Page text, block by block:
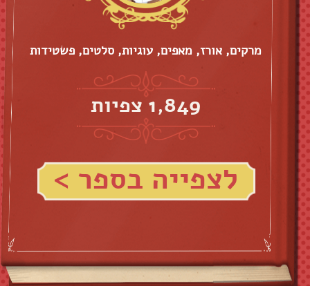
מרקים, אורז, מאפים, עוגיות, סלטים, פשטידות
1,849 צפיות
לצפייה בספר >